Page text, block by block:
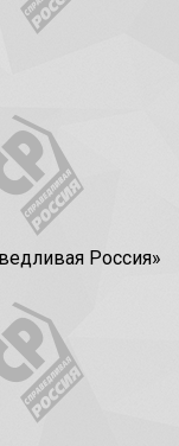
Россия»